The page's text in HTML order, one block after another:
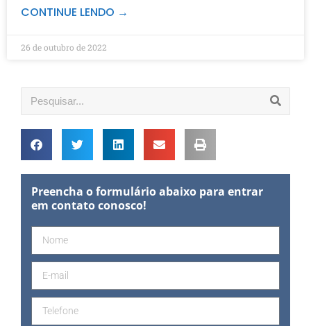
CONTINUE LENDO →
26 de outubro de 2022
Preencha o formulário abaixo para entrar
em contato conosco!